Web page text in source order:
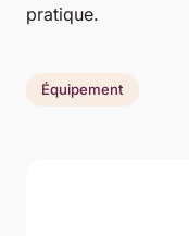
pratique.
Équipement